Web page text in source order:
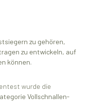
zu gehören,
zu entwickeln, auf
können.
wurde die
Vollschnallen-